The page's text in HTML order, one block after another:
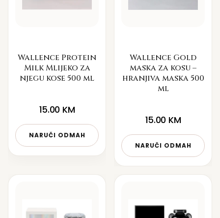
Wallence Protein
Milk Mlijeko za
njegu kose 500 ml
15.00 KM
NARUČI ODMAH
Wallence Gold
maska za kosu –
hranjiva maska 500
ml
15.00 KM
NARUČI ODMAH